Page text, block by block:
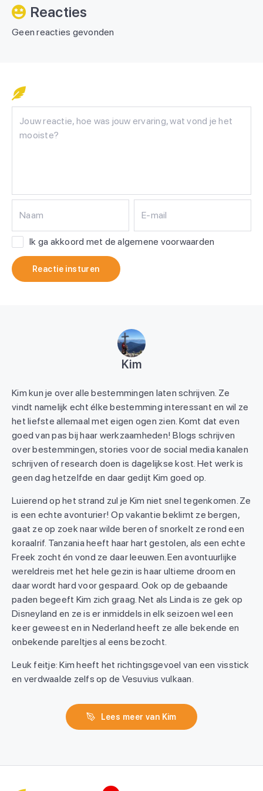
Reacties
Geen reacties gevonden
Naam E-mail
Ik ga akkoord met de algemene voorwaarden
Reactie insturen
Kim
Kim kun je over alle bestemmingen laten schrijven. Ze
vindt namelijk echt élke bestemming interessant en wil ze
het liefste allemaal met eigen ogen zien. Komt dat even
goed van pas bij haar werkzaamheden! Blogs schrijven
over bestemmingen, stories voor de social media kanalen
schrijven of research doen is dagelijkse kost. Het werk is
geen dag hetzelfde en daar gedijt Kim goed op.
Luierend op het strand zul je Kim niet snel tegenkomen. Ze
is een echte avonturier! Op vakantie beklimt ze bergen,
gaat ze op zoek naar wilde beren of snorkelt ze rond een
koraalrif. Tanzania heeft haar hart gestolen, als een echte
Freek zocht én vond ze daar leeuwen. Een avontuurlijke
wereldreis met het hele gezin is haar ultieme droom en
daar wordt hard voor gespaard. Ook op de gebaande
paden begeeft Kim zich graag. Net als Linda is ze gek op
Disneyland en ze is er inmiddels in elk seizoen wel een
keer geweest en in Nederland heeft ze alle bekende en
onbekende pareltjes al eens bezocht.
Leuk feitje: Kim heeft het richtingsgevoel van een visstick
en verdwaalde zelfs op de Vesuvius vulkaan.
Lees meer van Kim